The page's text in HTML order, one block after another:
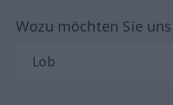
Wozu möchten Sie